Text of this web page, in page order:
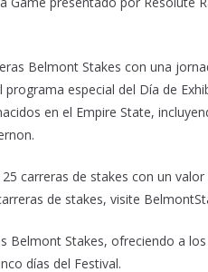
Belmont Stakes con una
especial del Día de
en el Empire State,
carreras de stakes con un
de stakes, visite
Belmont Stakes, ofreciendo a
días del Festival.